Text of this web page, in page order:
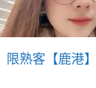
限熟客【鹿港